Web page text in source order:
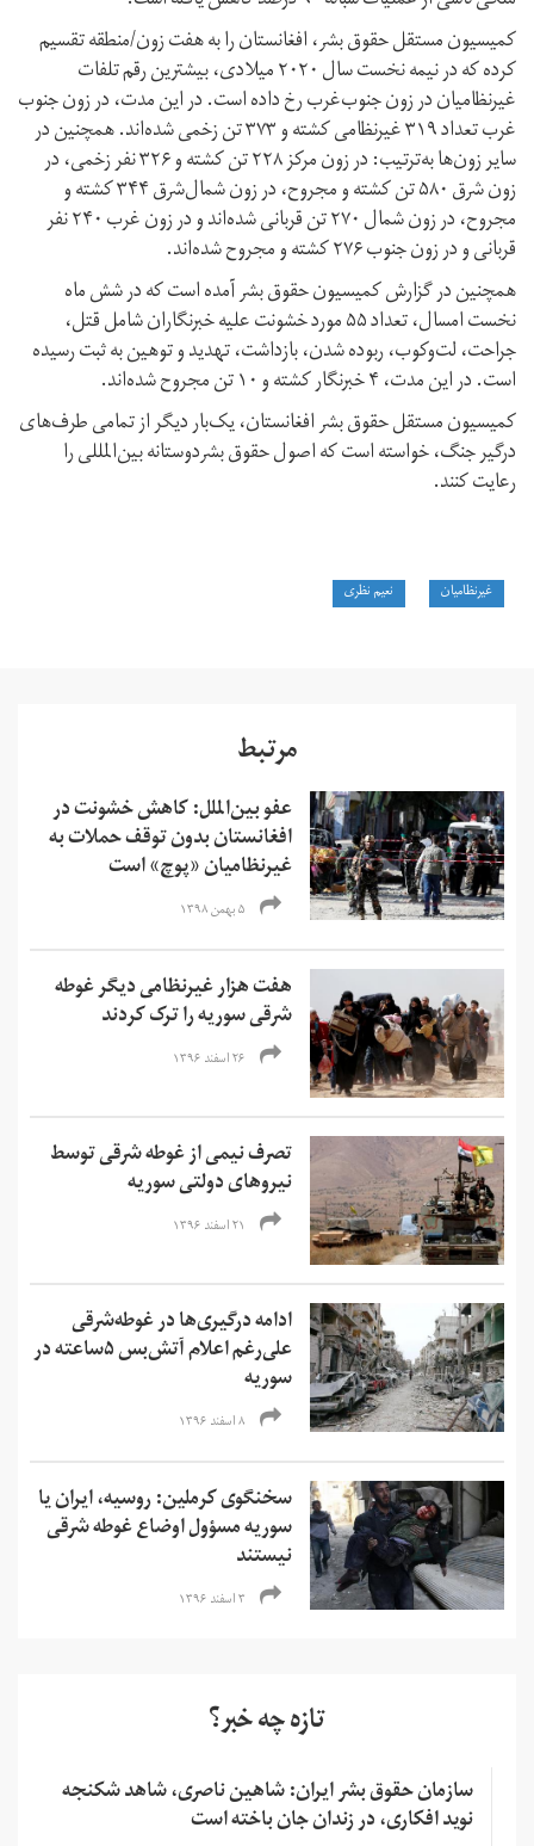
کمیسیون مستقل حقوق بشر، افغانستان را به هفت زون/منطقه تقسیم
کرده که در نیمه نخست سال ۲۰۲۰ میلادی، بیشترین رقم تلفات
غیرنظامیان در‌ زون جنوب‌غرب رخ داده است. در این مدت، در زون جنوب
غرب تعداد ۳۱۹ غیرنظامی کشته و ۳۷۳ تن زخمی شده‌اند. همچنین در
سایر زون‌ها به‌ترتیب‌: در زون مرکز ۲۲۸ تن کشته و ۳۲۶ نفر زخمی، در
زون شرق ۵۸۰ تن کشته و مجروح، در زون شمال‌شرق ۳۴۴ کشته و
مجروح، در زون شمال ۲۷۰ تن قربانی شده‌اند و در زون غرب ۲۴۰ نفر
قربانی و در زون جنوب ۲۷۶ کشته و مجروح شده‌اند.
همچنین در گزارش کمیسیون حقوق بشر آمده است که در شش ماه
نخست امسال، ‌تعداد ۵۵ مورد خشونت علیه خبرنگاران‌ شامل قتل،
جراحت، لت‌‌وکوب، ربوده شدن، بازداشت، تهدید و توهین‌ به ثبت رسیده
است. در این مدت، ۴ خبرنگار کشته و ۱۰ تن مجروح شده‌اند.
کمیسیون مستقل حقوق بشر افغانستان‌، یک‌بار دیگر از تمامی طرف‌های
درگیر جنگ، خواسته است که اصول حقوق بشردوستانه بین‌المللی‌ را
رعایت کنند.
غیرنظامیان نعیم نظری
مرتبط
عفو بین‌الملل: کاهش خشونت در
افغانستان بدون توقف حملات به
غیرنظامیان «پوچ» است
۵ بهمن ۱۳۹۸
هفت هزار غیرنظامی دیگر غوطه
شرقی سوریه را ترک کردند
۲۶ اسفند ۱۳۹۶
تصرف نیمی از غوطه شرقی توسط
نیروهای دولتی سوریه
۲۱ اسفند ۱۳۹۶
ادامه درگیری‌ها در غوطه‌شرقی
علی‌رغم اعلام آتش‌بس ۵ساعته در
سوریه
۸ اسفند ۱۳۹۶
سخنگوی کرملین: روسیه، ایران یا
سوریه مسؤول اوضاع غوطه شرقی
نیستند
۳ اسفند ۱۳۹۶
تازه چه خبر؟
سازمان حقوق بشر ایران: شاهین ناصری، شاهد شکنجه
نوید افکاری، در زندان جان باخته است